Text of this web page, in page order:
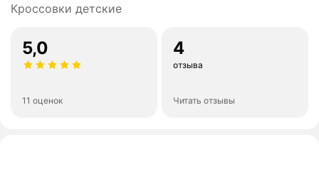
Кроссовки детские
5,0
11 оценок
4
отзыва
Читать отзывы